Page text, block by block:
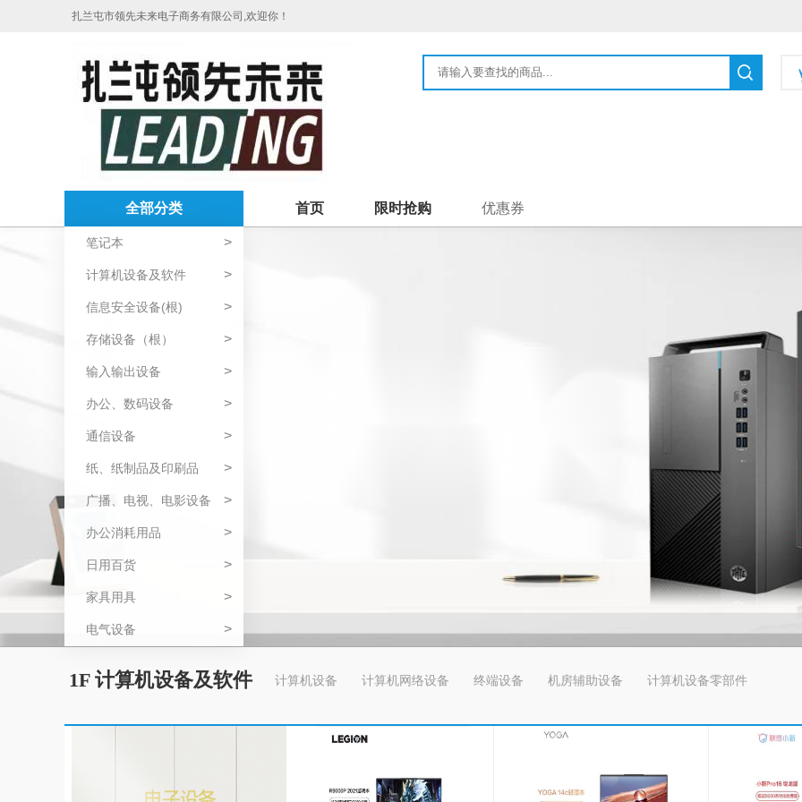
扎兰屯市领先未来电子商务有限公司,欢迎你！
全部分类
笔记本 >
计算机设备及软件 >
信息安全设备(根) >
存储设备（根） >
输入输出设备 >
办公、数码设备 >
通信设备 >
纸、纸制品及印刷品 >
广播、电视、电影设备 >
办公消耗用品 >
日用百货 >
家具用具 >
电气设备 >
首页 限时抢购 优惠券
1F 计算机设备及软件 计算机设备 计算机网络设备 终端设备 机房辅助设备 计算机设备零部件